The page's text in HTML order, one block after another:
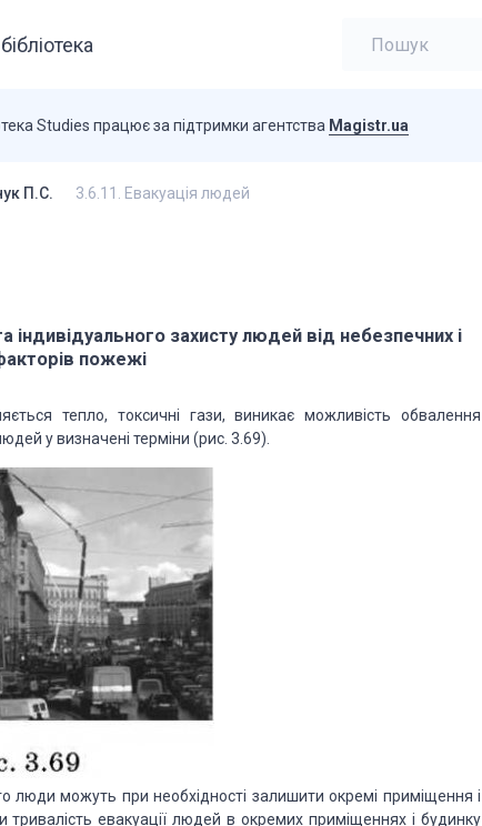
Studies працює за підтримки агентства Magistr.ua
П.С. 3.6.11. Евакуація людей
захисту людей від небезпечних і
пожежі
тепло, токсичні гази, виникає можливість обвалення
у визначені терміни (рис. 3.69).
люди можуть при необхідності залишити окремі приміщення і
тривалість евакуації людей в окремих приміщеннях і будинку